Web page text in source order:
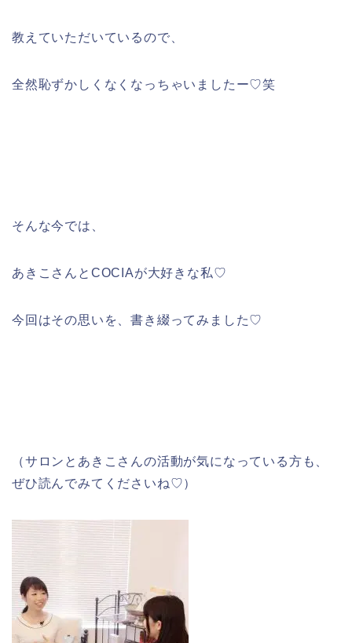
教えていただいているので、
全然恥ずかしくなくなっちゃいましたー♡笑
そんな今では、
あきこさんとCOCIAが大好きな私♡
今回はその思いを、書き綴ってみました♡
（サロンとあきこさんの活動が気になっている方も、
ぜひ読んでみてくださいね♡）